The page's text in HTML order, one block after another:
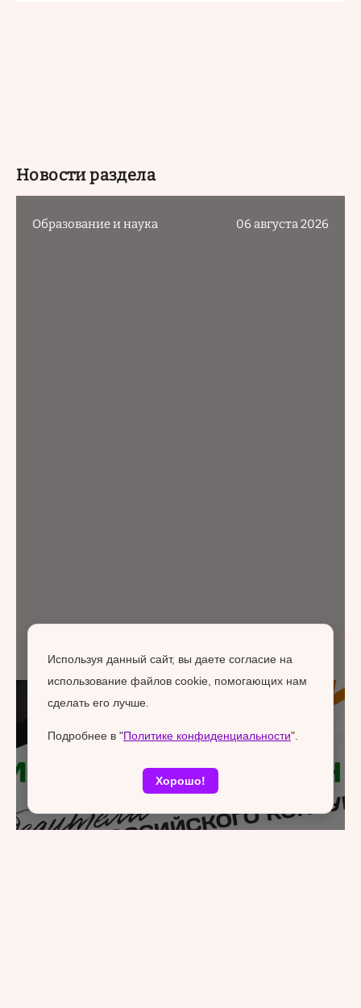
Новости раздела
Образование и наука 06 августа 2026
Используя данный сайт, вы даете согласие на
использование файлов cookie, помогающих нам
сделать его лучше.
Подробнее в "Политике конфиденциальности".
Хорошо!